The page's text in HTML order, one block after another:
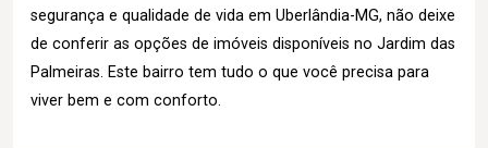
segurança e qualidade de vida em Uberlândia-MG, não deixe
de conferir as opções de imóveis disponíveis no Jardim das
Palmeiras. Este bairro tem tudo o que você precisa para
viver bem e com conforto.